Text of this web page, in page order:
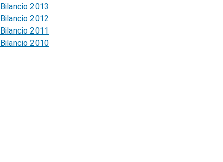
Bilancio 2013
Bilancio 2012
Bilancio 2011
Bilancio 2010